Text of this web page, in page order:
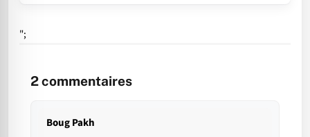
";
2commentaires
Boug Pakh